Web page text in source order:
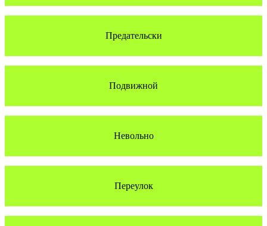
Предательски
Подвижной
Невольно
Переулок